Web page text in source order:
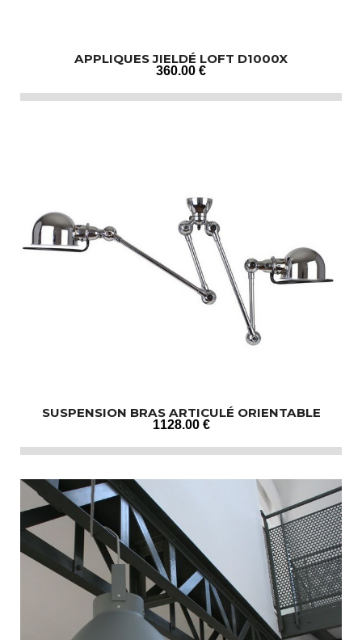
APPLIQUES JIELDÉ LOFT D1000X
360.00 €
SUSPENSION BRAS ARTICULÉ ORIENTABLE
1128.00 €